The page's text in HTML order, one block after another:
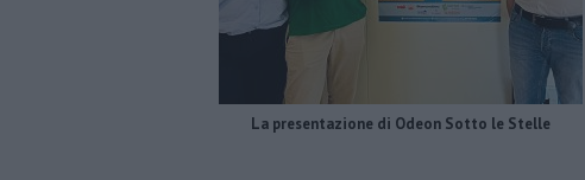
La presentazione di Odeon Sotto le Stelle